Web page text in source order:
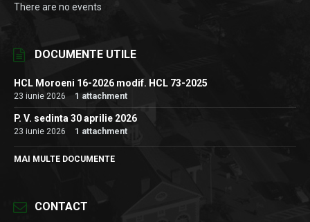
There are no events
DOCUMENTE UTILE
HCL Moroeni 16-2026 modif. HCL 73-2025
23 iunie 2026 1 attachment
P. V. sedinta 30 aprilie 2026
23 iunie 2026 1 attachment
MAI MULTE DOCUMENTE
CONTACT